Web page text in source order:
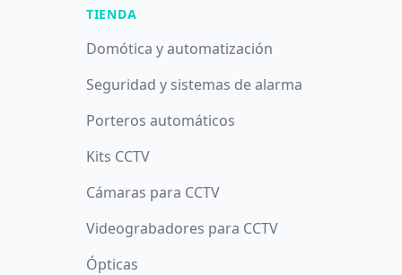
TIENDA
Domótica y automatización
Seguridad y sistemas de alarma
Porteros automáticos
Kits CCTV
Cámaras para CCTV
Videograbadores para CCTV
Ópticas